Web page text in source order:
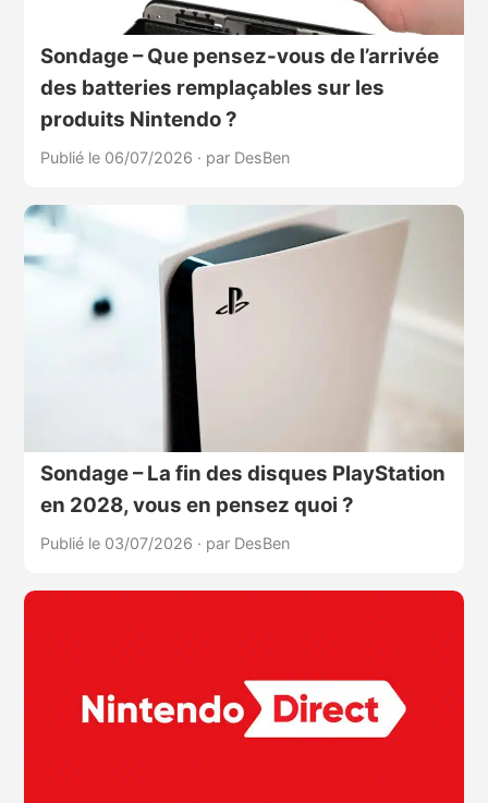
Sondage – Que pensez-vous de l’arrivée
des batteries remplaçables sur les
produits Nintendo ?
Publié le 06/07/2026 · par DesBen
Sondage – La fin des disques PlayStation
en 2028, vous en pensez quoi ?
Publié le 03/07/2026 · par DesBen